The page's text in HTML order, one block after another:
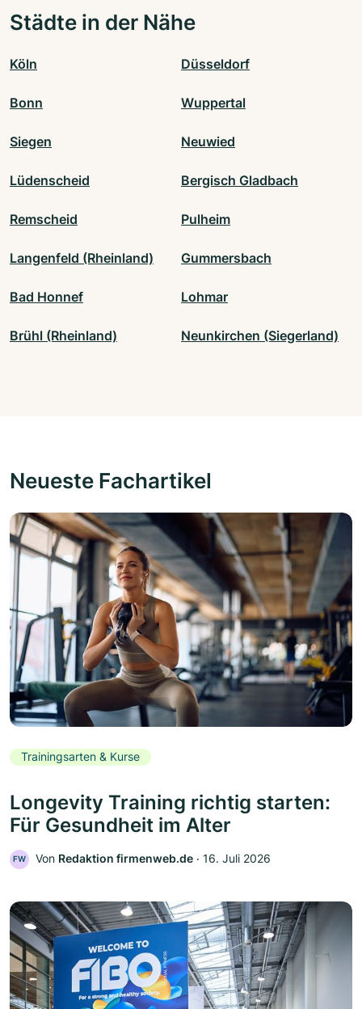
Städte in der Nähe
Köln Düsseldorf
Bonn Wuppertal
Siegen Neuwied
Lüdenscheid Bergisch Gladbach
Remscheid Pulheim
Langenfeld (Rheinland) Gummersbach
Bad Honnef Lohmar
Brühl (Rheinland) Neunkirchen (Siegerland)
Neueste Fachartikel
Trainingsarten & Kurse
Longevity Training richtig starten:
Für Gesundheit im Alter
FW Von Redaktion firmenweb.de ‧ 16. Juli 2026